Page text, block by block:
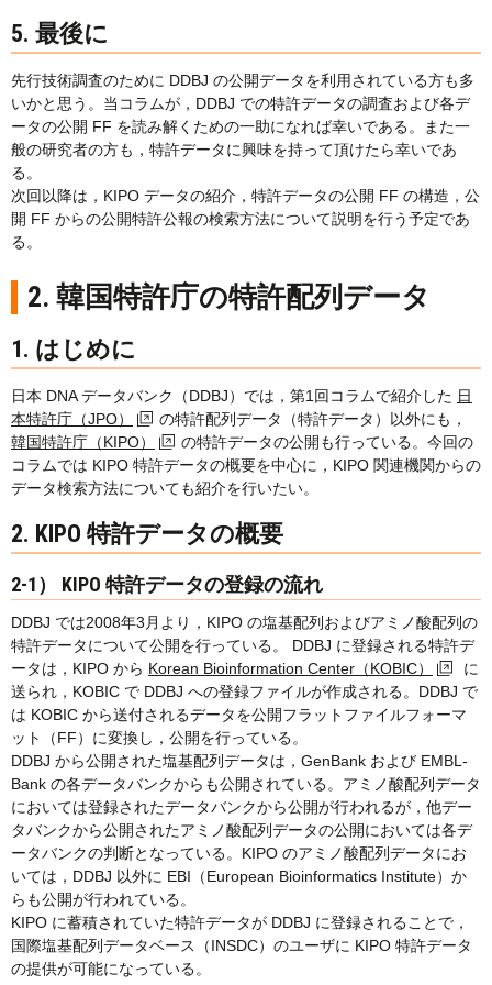
5. 最後に
先行技術調査のために DDBJ の公開データを利用されている方も多
いかと思う。当コラムが，DDBJ での特許データの調査および各デ
ータの公開 FF を読み解くための一助になれば幸いである。また一
般の研究者の方も，特許データに興味を持って頂けたら幸いであ
る。
次回以降は，KIPO データの紹介，特許データの公開 FF の構造，公
開 FF からの公開特許公報の検索方法について説明を行う予定であ
る。
2. 韓国特許庁の特許配列データ
1. はじめに
日本 DNA データバンク（DDBJ）では，第1回コラムで紹介した 日
本特許庁（JPO）
の特許配列データ（特許データ）以外にも，
韓国特許庁（KIPO）
の特許データの公開も行っている。今回の
コラムでは KIPO 特許データの概要を中心に，KIPO 関連機関からの
データ検索方法についても紹介を行いたい。
2. KIPO 特許データの概要
2-1） KIPO 特許データの登録の流れ
DDBJ では2008年3月より，KIPO の塩基配列およびアミノ酸配列の
特許データについて公開を行っている。 DDBJ に登録される特許デ
ータは，KIPO から Korean Bioinformation Center（KOBIC）
に
送られ，KOBIC で DDBJ への登録ファイルが作成される。DDBJ で
は KOBIC から送付されるデータを公開フラットファイルフォーマ
ット（FF）に変換し，公開を行っている。
DDBJ から公開された塩基配列データは，GenBank および EMBL-
Bank の各データバンクからも公開されている。アミノ酸配列データ
においては登録されたデータバンクから公開が行われるが，他デー
タバンクから公開されたアミノ酸配列データの公開においては各デ
ータバンクの判断となっている。KIPO のアミノ酸配列データにお
いては，DDBJ 以外に EBI（European Bioinformatics Institute）か
らも公開が行われている。
KIPO に蓄積されていた特許データが DDBJ に登録されることで，
国際塩基配列データベース（INSDC）のユーザに KIPO 特許データ
の提供が可能になっている。